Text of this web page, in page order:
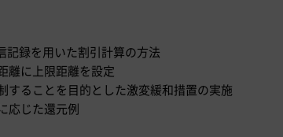
記録を用いた割引計算の方法
離に上限距離を設定
することを目的とした激変緩和措置の実施
応じた還元例